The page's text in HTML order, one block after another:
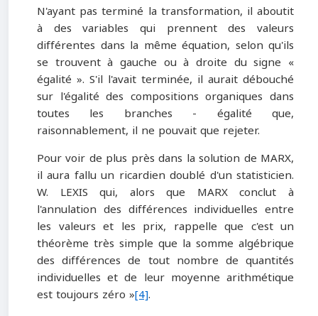
N'ayant pas terminé la transformation, il aboutit
à des variables qui prennent des valeurs
différentes dans la même équation, selon qu'ils
se trouvent à gauche ou à droite du signe «
égalité ». S'il l'avait terminée, il aurait débouché
sur l'égalité des compositions organiques dans
toutes les branches - égalité que,
raisonnablement, il ne pouvait que rejeter.
Pour voir de plus près dans la solution de MARX,
il aura fallu un ricardien doublé d'un statisticien.
W. LEXIS qui, alors que MARX conclut à
l'annulation des différences individuelles entre
les valeurs et les prix, rappelle que c'est un
théorème très simple que la somme algébrique
des différences de tout nombre de quantités
individuelles et de leur moyenne arithmétique
est toujours zéro »[4].